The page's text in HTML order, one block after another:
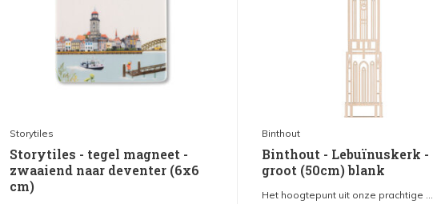
Storytiles
Storytiles - tegel magneet -
zwaaiend naar deventer (6x6
cm)
Binthout
Binthout - Lebuïnuskerk -
groot (50cm) blank
Het hoogtepunt uit onze prachtige ...